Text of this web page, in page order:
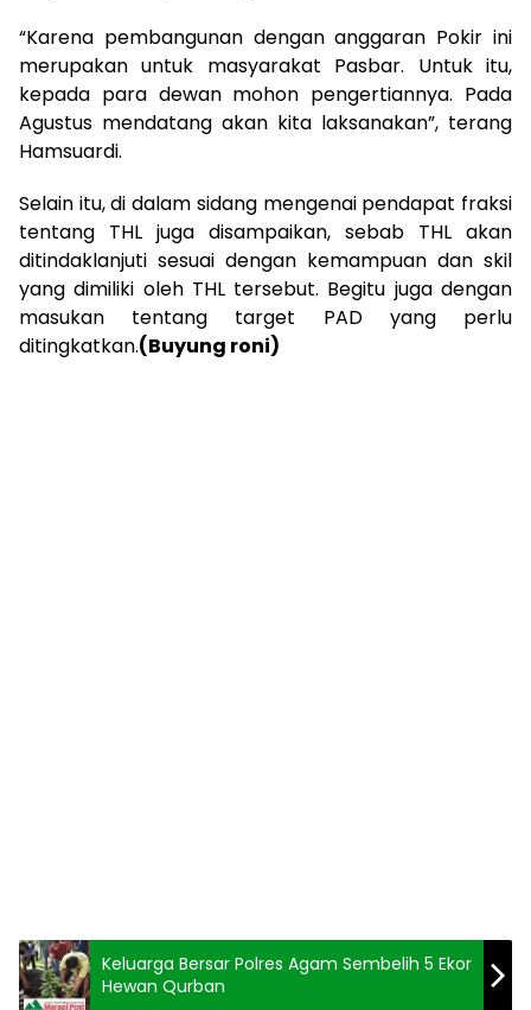
“Karena pembangunan dengan anggaran Pokir ini
merupakan untuk masyarakat Pasbar. Untuk itu,
kepada para dewan mohon pengertiannya. Pada
Agustus mendatang akan kita laksanakan”, terang
Hamsuardi.
Selain itu, di dalam sidang mengenai pendapat fraksi
tentang THL juga disampaikan, sebab THL akan
ditindaklanjuti sesuai dengan kemampuan dan skil
yang dimiliki oleh THL tersebut. Begitu juga dengan
masukan tentang target PAD yang perlu
ditingkatkan.(Buyung roni)
Keluarga Bersar Polres Agam Sembelih 5 Ekor
Hewan Qurban